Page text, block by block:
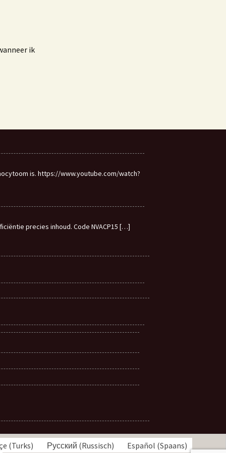
ik
is. https://www.youtube.com/watch?
precies inhoud. Code NVACP15 […]
(Turks) Русский (Russisch) Español (Spaans)